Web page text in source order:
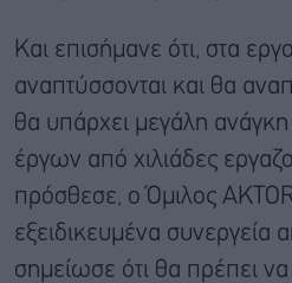
Και επισήμανε ότι, στα
αναπτύσσονται και θα
θα υπάρχει μεγάλη
έργων από χιλιάδες
πρόσθεσε, ο Όμιλος
εξειδικευμένα συνεργεία
σημείωσε ότι θα πρέπει